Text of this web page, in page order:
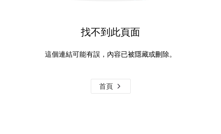
找不到此頁面
這個連結可能有誤，內容已被隱藏或刪除。
首頁